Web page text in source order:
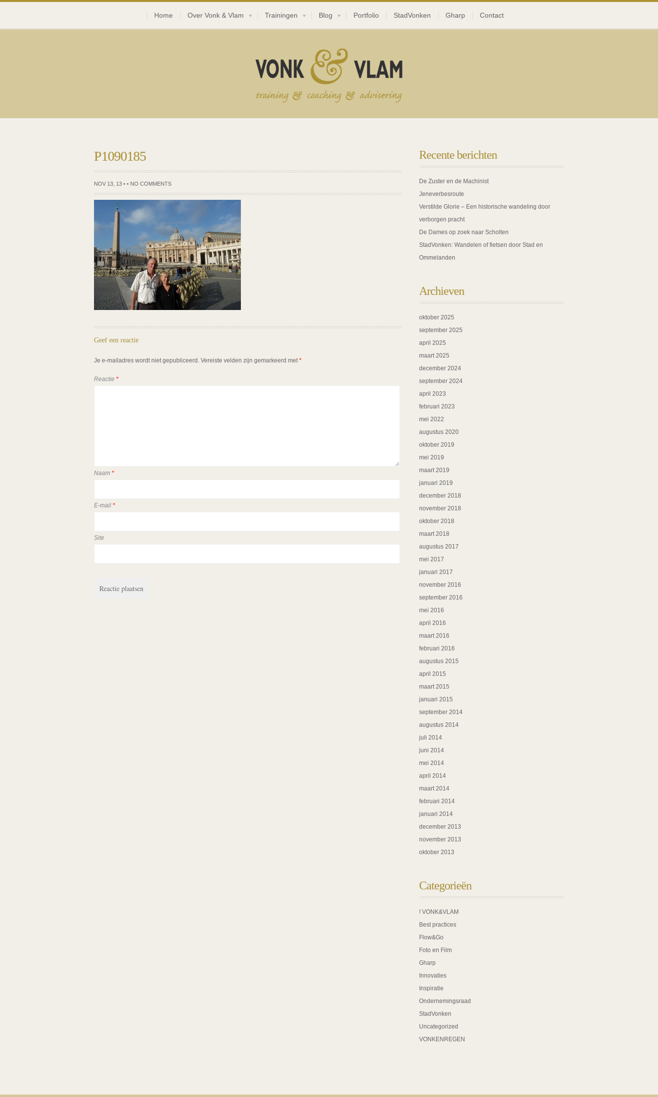
Home Over Vonk & Vlam Trainingen Blog Portfolio StadVonken Gharp Contact
P1090185
NOV 13, 13 • • NO COMMENTS
Geef een reactie
Je e-mailadres wordt niet gepubliceerd. Vereiste velden zijn gemarkeerd met*
Reactie *
Naam *
E-mail *
Site
Recente berichten
De Zuster en de Machinist
Jeneverbesroute
Verstilde Glorie – Een historische wandeling door
verborgen pracht
De Dames op zoek naar Scholten
StadVonken: Wandelen of fietsen door Stad en
Ommelanden
Archieven
oktober 2025
september 2025
april 2025
maart 2025
december 2024
september 2024
april 2023
februari 2023
mei 2022
augustus 2020
oktober 2019
mei 2019
maart 2019
januari 2019
december 2018
november 2018
oktober 2018
maart 2018
augustus 2017
mei 2017
januari 2017
november 2016
september 2016
mei 2016
april 2016
maart 2016
februari 2016
augustus 2015
april 2015
maart 2015
januari 2015
september 2014
augustus 2014
juli 2014
juni 2014
mei 2014
april 2014
maart 2014
februari 2014
januari 2014
december 2013
november 2013
oktober 2013
Categorieën
! VONK&VLAM
Best practices
Flow&Go
Foto en Film
Gharp
Innovaties
Inspiratie
Ondernemingsraad
StadVonken
Uncategorized
VONKENREGEN